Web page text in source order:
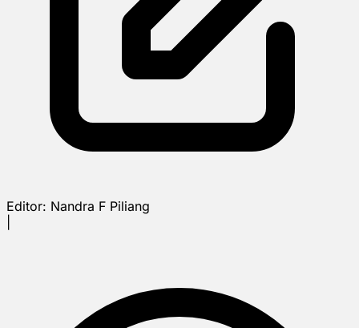
Editor: Nandra F Piliang